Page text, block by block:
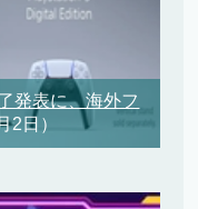
発表に、海外フ
2日）